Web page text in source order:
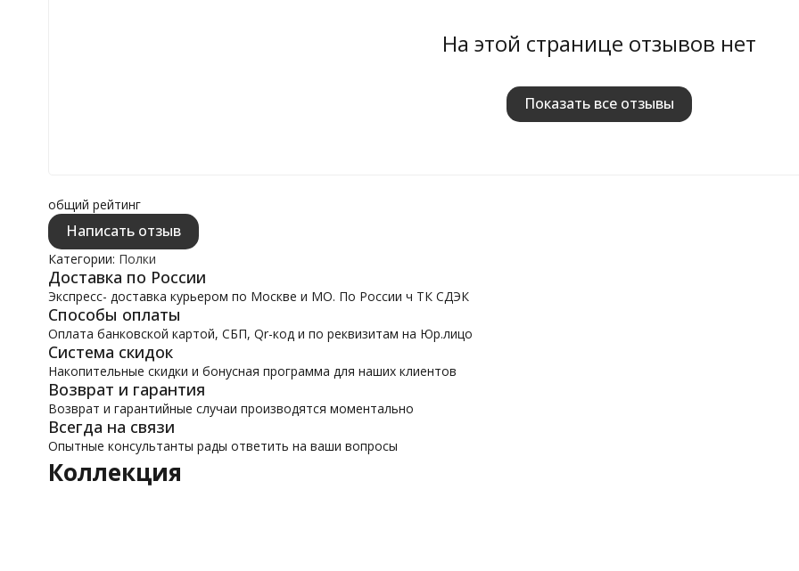
На этой странице отзывов нет
Показать все отзывы
общий рейтинг
Написать отзыв
Категории: Полки
Доставка по России
Экспресс- доставка курьером по Москве и МО. По России ч ТК СДЭК
Способы оплаты
Оплата банковской картой, СБП, Qr-код и по реквизитам на Юр.лицо
Система скидок
Накопительные скидки и бонусная программа для наших клиентов
Возврат и гарантия
Возврат и гарантийные случаи производятся моментально
Всегда на связи
Опытные консультанты рады ответить на ваши вопросы
Коллекция